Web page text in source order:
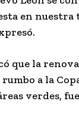
en
que la
a la
verdes,